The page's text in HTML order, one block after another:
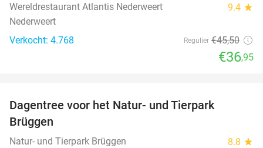
Wereldrestaurant Atlantis Nederweert 9.4 star
Nederweert
Verkocht: 4.768
Regulier €45,50
€36,95
Dagentree voor het Natur- und Tierpark
Brüggen
Natur- und Tierpark Brüggen 8.8 star